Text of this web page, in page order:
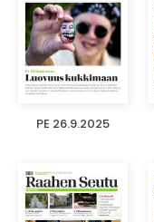
PE 26.9.2025